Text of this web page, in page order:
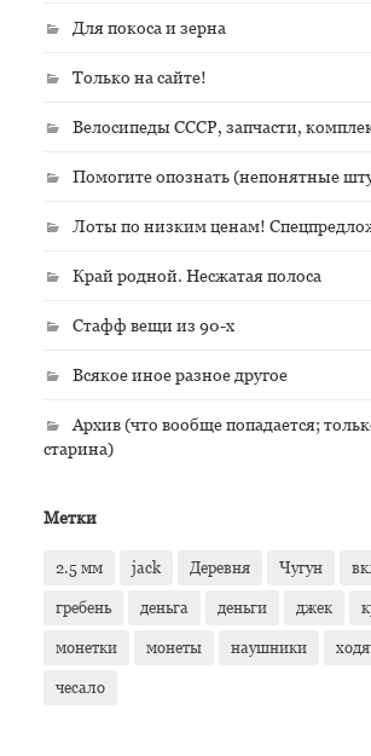
Для покоса и зерна
Только на сайте!
Велосипеды СССР, запчасти,
Помогите опознать (непонятные
Лоты по низким ценам!
Край родной. Несжатая полоса
Стафф вещи из 90-х
Всякое иное разное другое
Архив (что вообще попадается;
старина)
Метки
2.5 мм jack Деревня Чугун
гребень деньга деньги джек
монетки монеты наушники
чесало